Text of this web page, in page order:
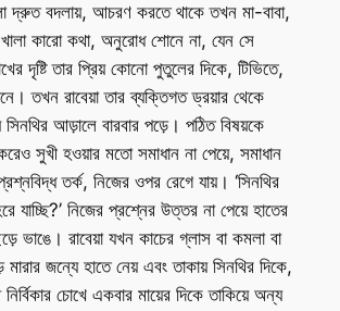
দ্রুত বদলায়, আচরণ করতে থাকে তখন মা-বাবা,
খালা কারো কথা, অনুরোধ শোনে না, যেন সে
দৃষ্টি তার প্রিয় কোনো পুতুলের দিকে, টিভিতে,
তখন রাবেয়া তার ব্যক্তিগত ড্রয়ার থেকে
সিনথির আড়ালে বারবার পড়ে। পঠিত বিষয়কে
সুখী হওয়ার মতো সমাধান না পেয়ে, সমাধান
তর্ক, নিজের ওপর রেগে যায়। ‘সিনথির
যাচ্ছি?’ নিজের প্রশ্নের উত্তর না পেয়ে হাতের
ভাঙে। রাবেয়া যখন কাচের গ্লাস বা কমলা বা
জন্যে হাতে নেয় এবং তাকায় সিনথির দিকে,
চোখে একবার মায়ের দিকে তাকিয়ে অন্য